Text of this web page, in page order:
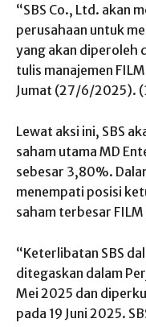
“SBS Co., Ltd. akan
perusahaan untuk
yang akan diperoleh
tulis manajemen
Jumat (27/6/2025).
Lewat aksi ini, SBS
saham utama MD
sebesar 3,80%.
menempati posisi
saham terbesar
“Keterlibatan SBS
ditegaskan dalam
Mei 2025 dan
pada 19 Juni 2025.